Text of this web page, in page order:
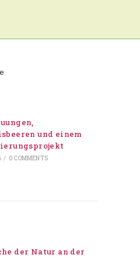
und einem
/ 0 COMMENTS
der Natur an der